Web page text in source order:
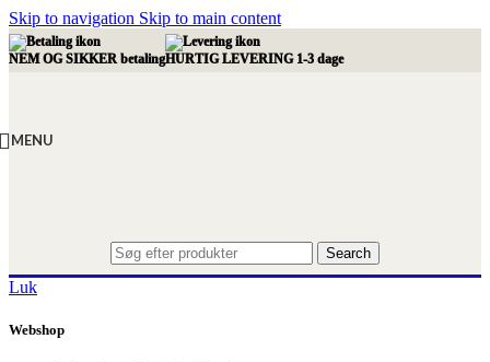
Skip to navigation Skip to main content
NEM OG SIKKER betalingHURTIG LEVERING 1-3 dage
MENU
Search
Luk
Webshop